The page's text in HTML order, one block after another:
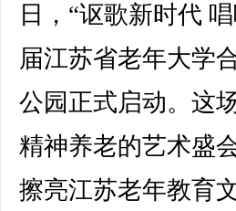
日，“讴歌新时代
届江苏省老年大学
公园正式启动。这
精神养老的艺术盛
擦亮江苏老年教育